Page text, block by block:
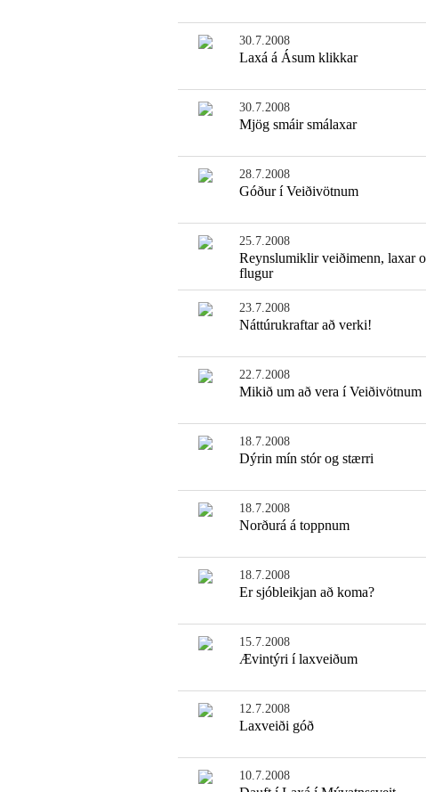
30.7.2008
Laxá á Ásum klikkar
30.7.2008
Mjög smáir smálaxar
28.7.2008
Góður í Veiðivötnum
25.7.2008
Reynslumiklir veiðimenn, laxar
flugur
23.7.2008
Náttúrukraftar að verki!
22.7.2008
Mikið um að vera í Veiðivötnum
18.7.2008
Dýrin mín stór og stærri
18.7.2008
Norðurá á toppnum
18.7.2008
Er sjóbleikjan að koma?
15.7.2008
Ævintýri í laxveiðum
12.7.2008
Laxveiði góð
10.7.2008